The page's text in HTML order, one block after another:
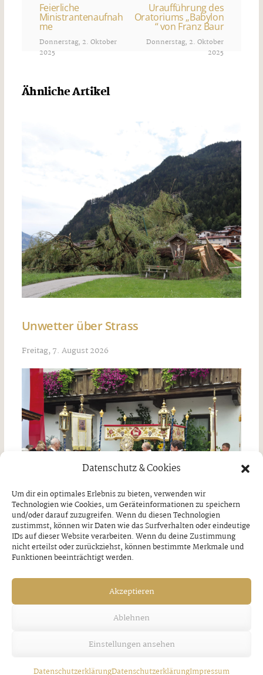
Datenschutz & Cookies
Um dir ein optimales Erlebnis zu bieten, verwenden wir
Technologien wie Cookies, um Geräteinformationen zu speichern
und/oder darauf zuzugreifen. Wenn du diesen Technologien
zustimmst, können wir Daten wie das Surfverhalten oder eindeutige
IDs auf dieser Website verarbeiten. Wenn du deine Zustimmung
nicht erteilst oder zurückziehst, können bestimmte Merkmale und
Funktionen beeinträchtigt werden.
Akzeptieren
Ablehnen
Einstellungen ansehen
DatenschutzerklärungDatenschutzerklärungImpressum
Feierliche
Ministrantenaufnah
me
Donnerstag, 2. Oktober
2025
Uraufführung des
Oratoriums „Babylon
“ von Franz Baur
Donnerstag, 2. Oktober
2025
Ähnliche Artikel
Unwetter über Strass
Freitag, 7. August 2026